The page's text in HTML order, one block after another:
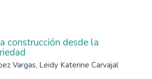
construcción desde la
Vargas, Leidy Katerine Carvajal